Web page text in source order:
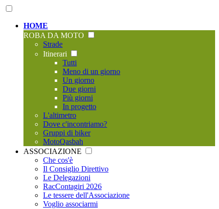
HOME
ROBA DA MOTO
Strade
Itinerari
Tutti
Meno di un giorno
Un giorno
Due giorni
Più giorni
In progetto
L'altimetro
Dove c'incontriamo?
Gruppi di biker
MotoQasbah
ASSOCIAZIONE
Che cos'è
Il Consiglio Direttivo
Le Delegazioni
RacContagiri 2026
Le tessere dell'Associazione
Voglio associarmi